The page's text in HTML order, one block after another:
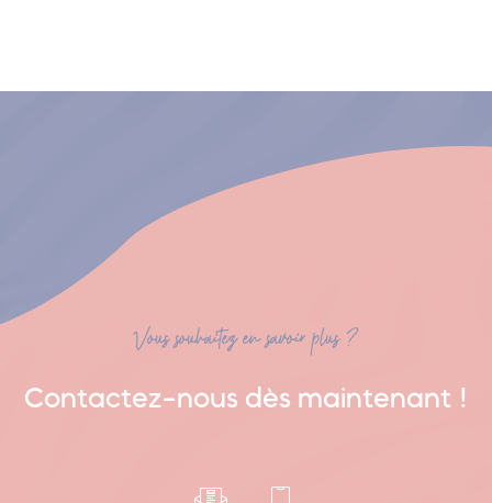
Vous souhaitez en savoir plus ?
Contactez-nous dès maintenant !